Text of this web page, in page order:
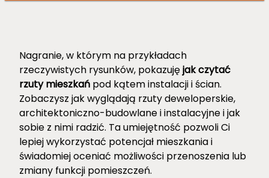
Nagranie, w którym na przykładach
rzeczywistych rysunków, pokazujęjak czytać
rzuty mieszkań pod kątem instalacji i ścian.
Zobaczysz jak wyglądają rzuty deweloperskie,
architektoniczno-budowlane i instalacyjne i jak
sobie z nimi radzić. Ta umiejętność pozwoli Ci
lepiej wykorzystać potencjał mieszkania i
świadomiej oceniać możliwości przenoszenia lub
zmiany funkcji pomieszczeń.